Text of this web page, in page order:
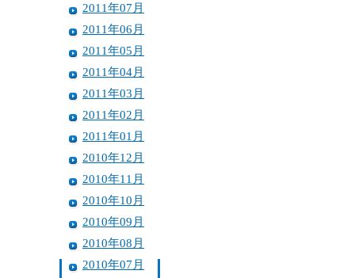
2011年07月
2011年06月
2011年05月
2011年04月
2011年03月
2011年02月
2011年01月
2010年12月
2010年11月
2010年10月
2010年09月
2010年08月
2010年07月